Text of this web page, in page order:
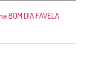
BOM DIA FAVELA